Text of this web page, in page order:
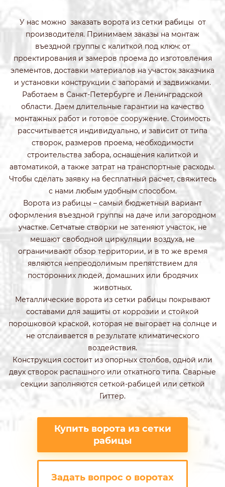
У нас можно заказать ворота из сетки рабицы от
производителя. Принимаем заказы на монтаж
въездной группы с калиткой под ключ: от
проектирования и замеров проема до изготовления
элементов, доставки материалов на участок заказчика
и установки конструкции с запорами и задвижками.
Работаем в Санкт-Петербурге и Ленинградской
области. Даем длительные гарантии на качество
монтажных работ и готовое сооружение. Стоимость
рассчитывается индивидуально, и зависит от типа
створок, размеров проема, необходимости
строительства забора, оснащения калиткой и
автоматикой, а также затрат на транспортные расходы.
Чтобы сделать заявку на бесплатный расчет, свяжитесь
с нами любым удобным способом.
Ворота из рабицы – самый бюджетный вариант
оформления въездной группы на даче или загородном
участке. Сетчатые створки не затеняют участок, не
мешают свободной циркуляции воздуха, не
ограничивают обзор территории, и в то же время
являются непреодолимым препятствием для
посторонних людей, домашних или бродячих
животных.
Металлические ворота из сетки рабицы покрывают
составами для защиты от коррозии и стойкой
порошковой краской, которая не выгорает на солнце и
не отслаивается в результате климатического
воздействия.
Конструкция состоит из опорных столбов, одной или
двух створок распашного или откатного типа. Сварные
секции заполняются сеткой-рабицей или сеткой
Гиттер.
Купить ворота из сетки
рабицы
Задать вопрос о воротах